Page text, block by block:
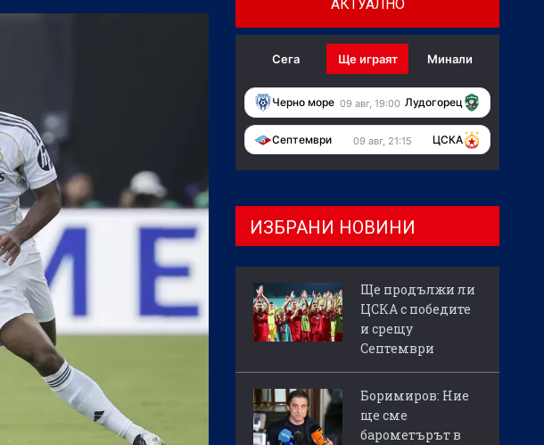
АКТУАЛНО
Сега Ще играят Минали
Черно море 09 авг, 19:00 Лудогорец
Септември 09 авг, 21:15 ЦСКА
ИЗБРАНИ НОВИНИ
Ще продължи ли
ЦСКА с победите
и срещу
Септември
Боримиров: Ние
ще сме
барометърът в